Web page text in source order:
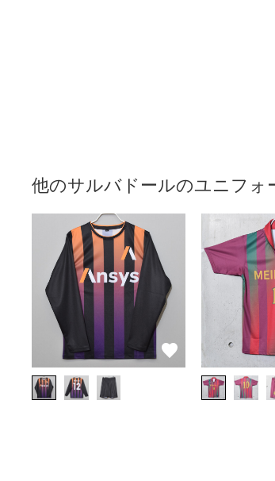
他のサルバドールのユニフォ